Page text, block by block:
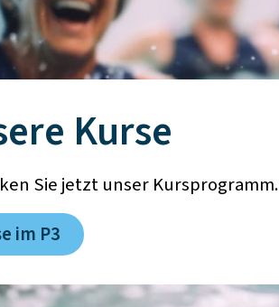
Kurse
Sie jetzt unser Kursprogramm.
im P3